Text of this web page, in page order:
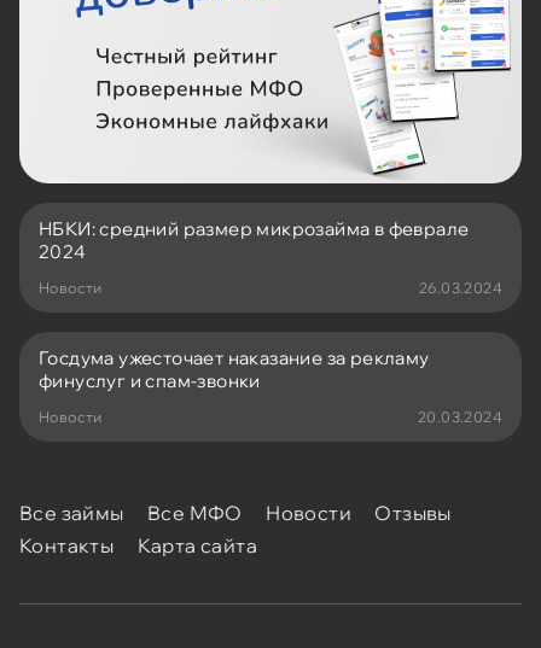
НБКИ: средний размер микрозайма в феврале
2024
Новости 26.03.2024
Госдума ужесточает наказание за рекламу
финуслуг и спам-звонки
Новости 20.03.2024
Все займы Все МФО Новости
Отзывы
Контакты
Карта сайта